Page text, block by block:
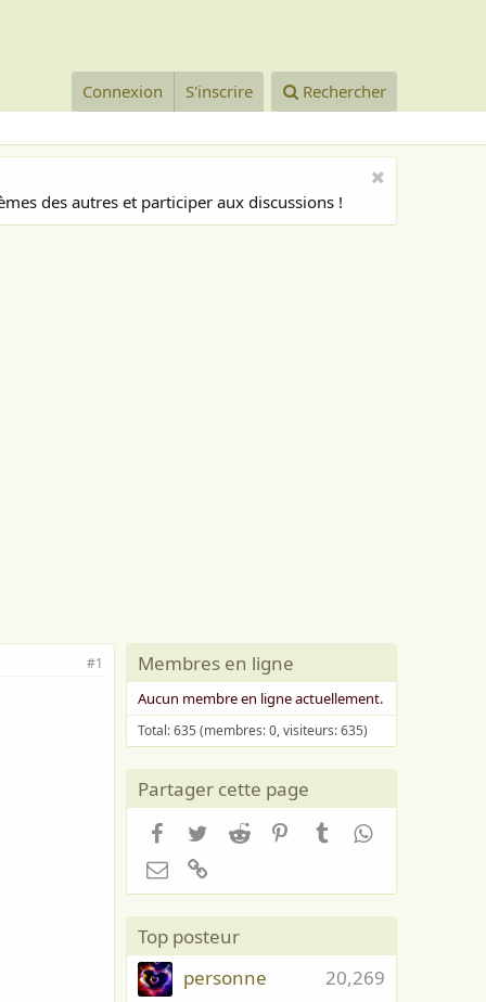
Connexion S'inscrire Rechercher
des autres et participer aux discussions !
#1 Membres en ligne
Aucun membre en ligne actuellement.
Total: 635 (membres: 0, visiteurs: 635)
Partager cette page
Facebook
TwitterReddit PinterestTumblrWhatsApp
Email
Top posteur
20,269
personne